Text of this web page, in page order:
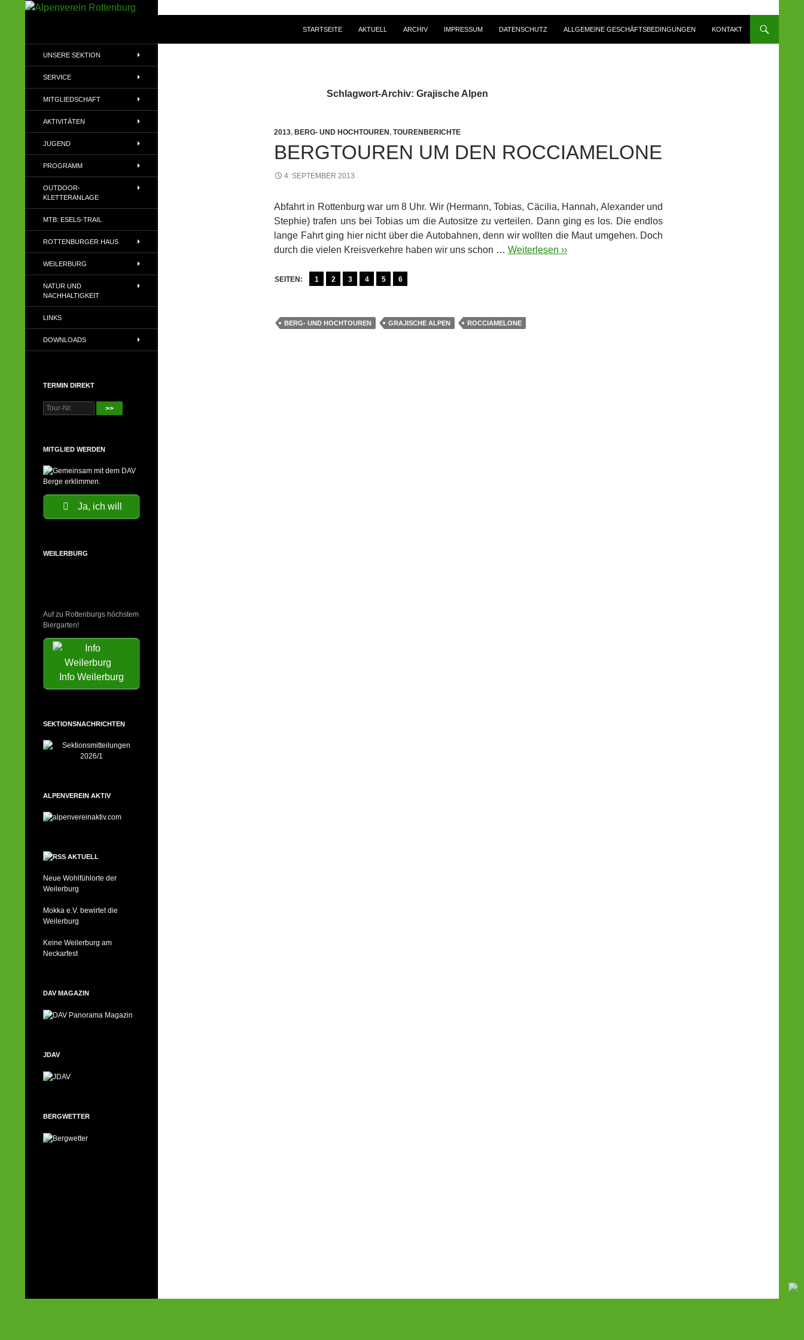
STARTSEITE AKTUELL ARCHIV IMPRESSUM DATENSCHUTZ ALLGEMEINE GESCHÄFTSBEDINGUNGEN KONTAKT
Schlagwort-Archiv: Grajische Alpen
2013, BERG- UND HOCHTOUREN, TOURENBERICHTE
BERGTOUREN UM DEN ROCCIAMELONE
4. SEPTEMBER 2013
Abfahrt in Rottenburg war um 8 Uhr. Wir (Hermann, Tobias, Cäcilia, Hannah, Alexander und
Stephie) trafen uns bei Tobias um die Autositze zu verteilen. Dann ging es los. Die endlos
lange Fahrt ging hier nicht über die Autobahnen, denn wir wollten die Maut umgehen. Doch
durch die vielen Kreisverkehre haben wir uns schon … Weiterlesen ››
SEITEN: 1 2 3 4 5 6
BERG- UND HOCHTOUREN GRAJISCHE ALPEN ROCCIAMELONE
Alpenvereins (DAV) e.V
UNSERE SEKTION
SERVICE
MITGLIEDSCHAFT
AKTIVITÄTEN
JUGEND
PROGRAMM
OUTDOOR-
KLETTERANLAGE
MTB: ESELS-TRAIL
ROTTENBURGER HAUS
WEILERBURG
NATUR UND
NACHHALTIGKEIT
LINKS
DOWNLOADS
TERMIN DIREKT
>>
MITGLIED WERDEN
Ja, ich will
WEILERBURG
Auf zu Rottenburgs höchstem
Biergarten!
Info Weilerburg
SEKTIONSNACHRICHTEN
ALPENVEREIN AKTIV
AKTUELL
Neue Wohlfühlorte der
Weilerburg
Mokka e.V. bewirtet die
Weilerburg
Keine Weilerburg am
Neckarfest
DAV MAGAZIN
JDAV
BERGWETTER